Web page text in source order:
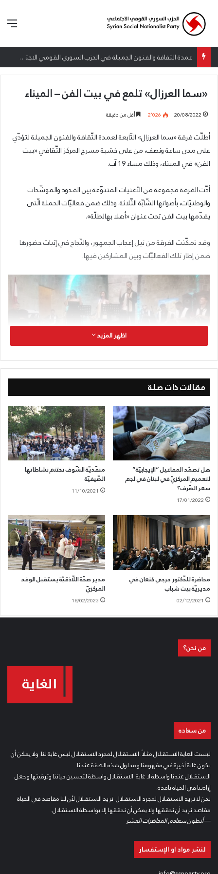
إطلاق المرصد الحقوقي القومي لمقاومة التطبيع تحت شعار: “سعادة لكل الأحرار”
«سما العرزال» تلمع في بيت الفن – الميناء
20/08/2022 2٬026 أقل من دقيقة
أطلّت فرقة «سما العرزال» التّابعة لعمدة الثّقافة والفنون الجميلة لتؤدّي
على مدى ساعة ونصف، من على خشبة مسرح المركز الثّقافي «بيت
الفن» في الميناء، وذلك مساء 19 آب.
أدّت الفرقة مجموعة من الأغنيات المتنوّعة بين القدود والموشّحات
والوطنيّات، بأصواتها الشّابّة الثّلاثة. وذلك ضمن فعاليّات الحملة الّتي
يقدّمها بيت الفن تحت عنوان «أهلا بهالطلّة».
وقد تمكّنت الفرقة من نيل إعجاب الجمهور، والنّجاح في إثبات حضورها
ضمن إطار تلك الفعاليّات وبين المشاركين فيها.
اظهر المزيد
مقالات ذات صلة
هل تصمُد المفاعيل “الإيجابيّة”
لتعميم المركزيّ في لبنان في لجم
سعر الصّرف؟
17/01/2022
منفّذيّة الشّوف تختتم نشاطاتها
الصّيفيّة
11/10/2021
محاضرة للدّكتور جرجي كنعان في
مديريّة بيت شباب
02/12/2021
مدير صحّة اللّاذقيّة يستقبل الوفد
المركزيّ
18/02/2023
من نحن؟
من سعاده
ليست الغاية الاستقلال مثلاً. الاستقلال لمجرد الاستقلال ليس غاية لنا. ولا يمكن أن
يكون غاية أخيرة في مفهومنا ومدلول هذه الصفة عندنا.
الاستقلال عندنا واسطة لا غاية. الاستقلال واسطة لتحسين حياتنا وترقيتها وجعل
إرادتنا في الحياة نافذة.
نحن لا نريد الاستقلال لمجرد الاستقلال. نريد الاستقلال لأن لنا مقاصد في الحياة
مقاصد نريد أن نحققها ولا يمكن أن نحققها إلا بواسطة الاستقلال.
—أنطون سعاده,المحاضرات العشر
لنشر مواد او الإستفسار